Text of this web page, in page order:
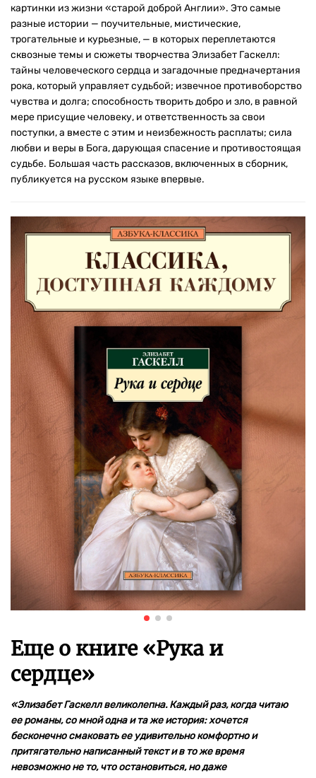
картинки из жизни «старой доброй Англии». Это самые
разные истории — поучительные, мистические,
трогательные и курьезные, — в которых переплетаются
сквозные темы и сюжеты творчества Элизабет Гаскелл:
тайны человеческого сердца и загадочные предначертания
рока, который управляет судьбой; извечное противоборство
чувства и долга; способность творить добро и зло, в равной
мере присущие человеку, и ответственность за свои
поступки, а вместе с этим и неизбежность расплаты; сила
любви и веры в Бога, дарующая спасение и противостоящая
судьбе. Большая часть рассказов, включенных в сборник,
публикуется на русском языке впервые.
Еще о книге «Рука и
сердце»
«Элизабет Гаскелл великолепна. Каждый раз, когда читаю
ее романы, со мной одна и та же история: хочется
бесконечно смаковать ее удивительно комфортно и
притягательно написанный текст и в то же время
невозможно не то, что остановиться, но даже